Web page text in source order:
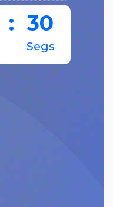
: 30
Segs